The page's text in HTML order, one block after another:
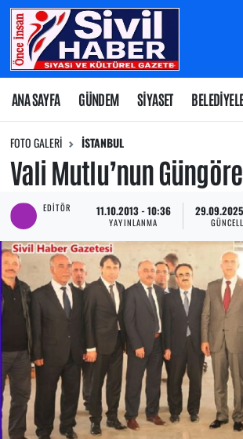
ANA SAYFA GÜNDEM SİYASET
FOTO GALERI İSTANBUL
Vali Mutlu’nun
EDITÖR 11.10.2013 - 10:36
YAYINLANMA
Nöbetçi Eczaneler
Hava Durumu
Namaz Vakitleri
Trafik Durumu
Süper Lig Puan Durumu ve Fikstür
Tüm Manşetler
Son Dakika Haberleri
Haber Arşivi